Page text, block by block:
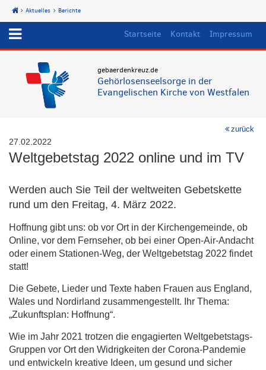
Start
Aktuelles Berichte
Startseite Kontakt Impressum
gebaerdenkreuz.de
Gehörlosenseelsorge in der
Evangelischen Kirche von Westfalen
zurück
27.02.2022
Weltgebetstag 2022 online und im TV
Werden auch Sie Teil der weltweiten Gebetskette
rund um den Freitag, 4. März 2022.
Hoffnung gibt uns: ob vor Ort in der Kirchengemeinde, ob
Online, vor dem Fernseher, ob bei einer Open-Air-Andacht
oder einem Stationen-Weg, der Weltgebetstag 2022 findet
statt!
Die Gebete, Lieder und Texte haben Frauen aus England,
Wales und Nordirland zusammengestellt. Ihr Thema:
„Zukunftsplan: Hoffnung“.
Wie im Jahr 2021 trotzen die engagierten Weltgebetstags-
Gruppen vor Ort den Widrigkeiten der Corona-Pandemie
und entwickeln kreative Ideen, um gesund und sicher